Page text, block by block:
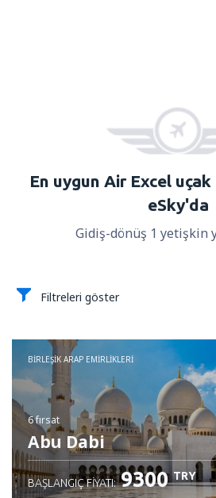
En uygun Air Excel
eSky'da
Gidiş-dönüş 1 yetişkin
Filtreleri göster
BIRLEŞIK ARAP EMIRLIKLERI
6 fırsat
Abu Dabi
BAŞLANGIÇ FIYATI: 9300 TRY